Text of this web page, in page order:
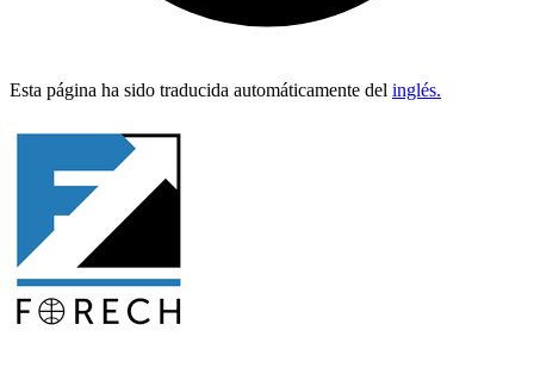
Esta pági­na ha sido tra­duci­da automáti­ca­mente del inglés.